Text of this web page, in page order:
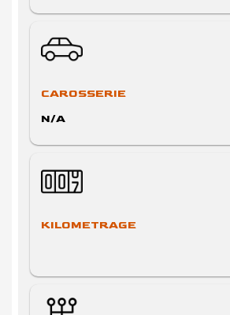
CAROSSERIE
N/A
KILOMETRAGE